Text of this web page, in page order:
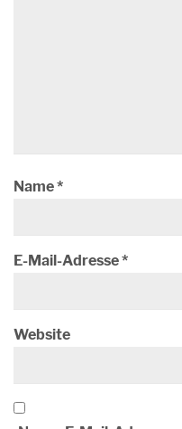
Name*
E-Mail-Adresse*
Website